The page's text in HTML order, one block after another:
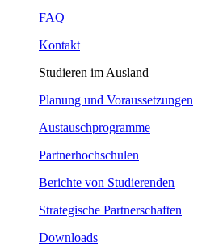
FAQ
Kontakt
Studieren im Ausland
Planung und Voraussetzungen
Austauschprogramme
Partnerhochschulen
Berichte von Studierenden
Strategische Partnerschaften
Downloads